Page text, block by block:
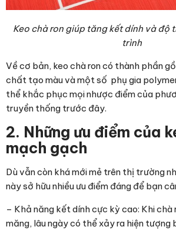
Keo chà ron giúp tăng kết dính và độ
trình
Về cơ bản, keo chà ron có thành phần
chất tạo màu và một số phụ gia
thể khắc phục mọi nhược điểm của
truyền thống trước đây.
2. Những ưu điểm của
mạch gạch
Dù vẫn còn khá mới mẻ trên thị trường
này sở hữu nhiều ưu điểm đáng để bạn
– Khả năng kết dính cực kỳ cao: Khi chà
măng, lâu ngày có thể xảy ra hiện tượng